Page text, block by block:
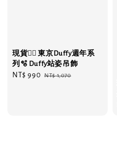
現貨❤️‍🔥 東京Duffy週年系
列🫧 Duffy站姿吊飾
Sale
NT$ 990 Regular
NT$ 1,070